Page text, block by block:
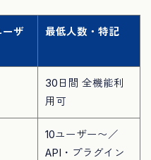
ーザ
最低人数・特記
30日間 全機能利
用可
10ユーザー〜／
API・プラグイン